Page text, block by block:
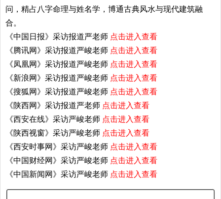
问，精占八字命理与姓名学，博通古典风水与现代建筑融
合。
《中国日报》采访报道严老师 点击进入查看
《腾讯网》采访报道严峻老师 点击进入查看
《凤凰网》采访报道严峻老师 点击进入查看
《新浪网》采访报道严峻老师 点击进入查看
《搜狐网》采访报道严峻老师 点击进入查看
《陕西网》采访报道严老师 点击进入查看
《西安在线》采访严峻老师 点击进入查看
《陕西视窗》采访严峻老师 点击进入查看
《西安时事网》采访严峻老师 点击进入查看
《中国财经网》采访严峻老师 点击进入查看
《中国新闻网》采访严峻老师 点击进入查看